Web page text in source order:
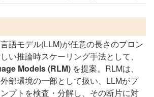
語モデル(LLM)が任意の長さのプロン
い推論時スケーリング手法として、
Models (RLM) を提案。RLMは、
部環境の一部として扱い、LLMがプ
プトを検査・分解し、その断片に対